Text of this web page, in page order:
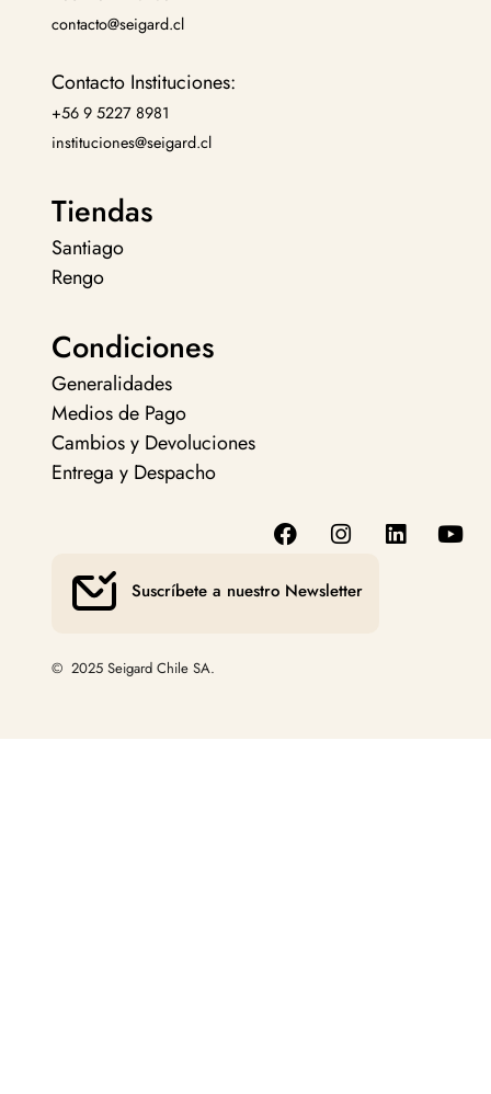
contacto@seigard.cl
Contacto Instituciones:
+56 9 5227 8981
instituciones@seigard.cl
Tiendas
Santiago
Rengo
Condiciones
Generalidades
Medios de Pago
Cambios y Devoluciones
Entrega y Despacho
Suscríbete a nuestro Newsletter
© 2025 Seigard Chile SA.